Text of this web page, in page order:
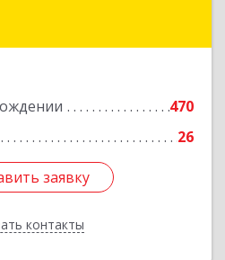
470
26
заявку
контакты
обл, Самара г, Авроры ул,
заявку
Назад